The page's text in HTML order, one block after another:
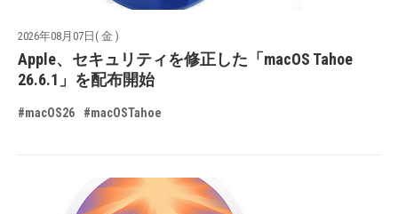
2026年08月07日( 金 )
Apple、セキュリティを修正した「macOS Tahoe
26.6.1」を配布開始
#macOS26 #macOSTahoe